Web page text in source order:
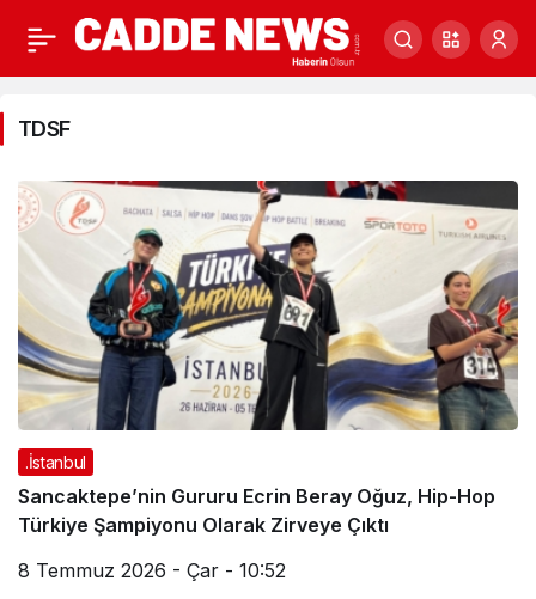
TDSF
.İstanbul
Sancaktepe’nin Gururu Ecrin Beray Oğuz, Hip-Hop
Türkiye Şampiyonu Olarak Zirveye Çıktı
8 Temmuz 2026 - Çar - 10:52